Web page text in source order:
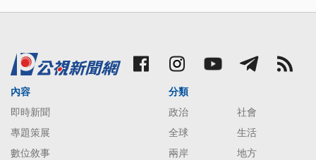
內容
即時新聞
專題策展
數位敘事
分類
政治
社會
全球
生活
兩岸
地方